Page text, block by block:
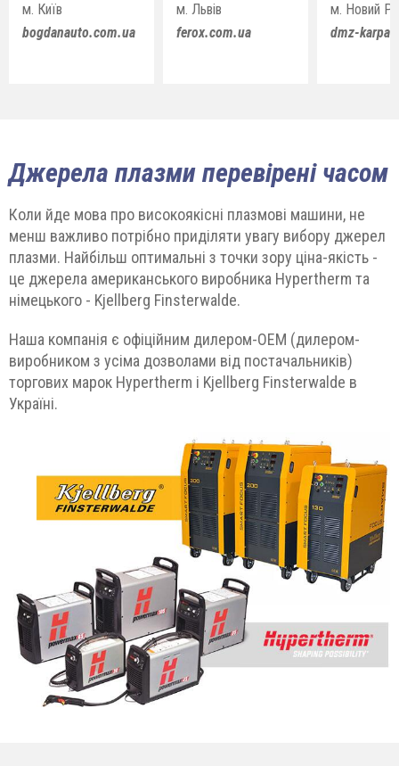
м. Київ
bogdanauto.com.ua
м. Львів
ferox.com.ua
м. Новий
dmz-
Джерела плазми перевірені часом
Коли йде мова про високоякісні плазмові машини, не
менш важливо потрібно приділяти увагу вибору джерел
плазми. Найбільш оптимальні з точки зору ціна-якість -
це джерела американського виробника Hypertherm та
німецького - Kjellberg Finsterwalde.
Наша компанія є офіційним дилером-ОЕМ (дилером-
виробником з усіма дозволами від постачальників)
торгових марок Hypertherm і Kjellberg Finsterwalde в
Україні.